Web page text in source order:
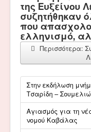
της Ευξείνου
συζητήθηκαν
που
ελληνισμό,
Περισσότερα:
Στην εκδήλωση
Τσαρίδη –
Αγιασμός για τη
νομού Καβάλας